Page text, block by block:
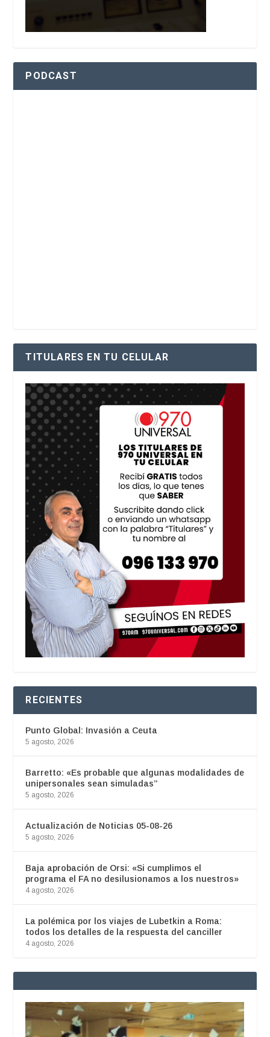
PODCAST
TITULARES EN TU CELULAR
RECIENTES
Punto Global: Invasión a Ceuta
5 agosto, 2026
Barretto: «Es probable que algunas modalidades de
unipersonales sean simuladas”
5 agosto, 2026
Actualización de Noticias 05-08-26
5 agosto, 2026
Baja aprobación de Orsi: «Si cumplimos el
programa el FA no desilusionamos a los nuestros»
4 agosto, 2026
La polémica por los viajes de Lubetkin a Roma:
todos los detalles de la respuesta del canciller
4 agosto, 2026